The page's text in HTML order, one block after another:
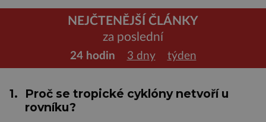
NEJČTENĚJŠÍ ČLÁNKY
za poslední
24 hodin 3 dny týden
1.
Proč se tropické cyklóny netvoří u
rovníku?